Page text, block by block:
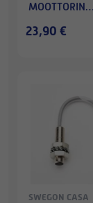
MOOTTORIN
4KPL
23,90 €
SWEGON CASA